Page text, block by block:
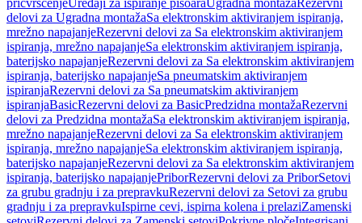
pričvršćenjeUređaji za ispiranje pisoaraUgradna montažaRezervni
delovi za Ugradna montažaSa elektronskim aktiviranjem ispiranja,
mrežno napajanjeRezervni delovi za Sa elektronskim aktiviranjem
ispiranja, mrežno napajanjeSa elektronskim aktiviranjem ispiranja,
baterijsko napajanjeRezervni delovi za Sa elektronskim aktiviranjem
ispiranja, baterijsko napajanjeSa pneumatskim aktiviranjem
ispiranjaRezervni delovi za Sa pneumatskim aktiviranjem
ispiranjaBasicRezervni delovi za BasicPredzidna montažaRezervni
delovi za Predzidna montažaSa elektronskim aktiviranjem ispiranja,
mrežno napajanjeRezervni delovi za Sa elektronskim aktiviranjem
ispiranja, mrežno napajanjeSa elektronskim aktiviranjem ispiranja,
baterijsko napajanjeRezervni delovi za Sa elektronskim aktiviranjem
ispiranja, baterijsko napajanjePriborRezervni delovi za PriborSetovi
za grubu gradnju i za prepravkuRezervni delovi za Setovi za grubu
gradnju i za prepravkuIspirne cevi, ispirna kolena i prelaziZamenski